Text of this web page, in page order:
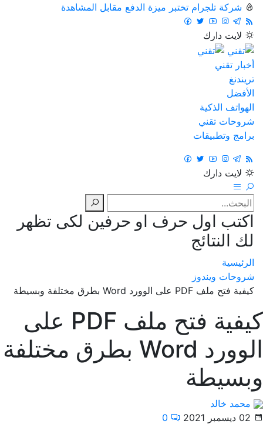
شركة تلجرام تختبر ميزة الدفع مقابل المشاهدة
لايت دارك
أخبار تقني
تريندنغ
الأفضل
الهواتف الذكية
شروحات تقني
برامج وتطبيقات
لايت دارك
اكتب اول حرف او حرفين لكى تظهر
لك النتائج
الرئيسية
شروحات ويندوز
كيفية فتح ملف PDF على الوورد Word بطرق مختلفة وبسيطة
كيفية فتح ملف PDF على
الوورد Word بطرق مختلفة
وبسيطة
محمد خالد
02 ديسمبر 2021
0